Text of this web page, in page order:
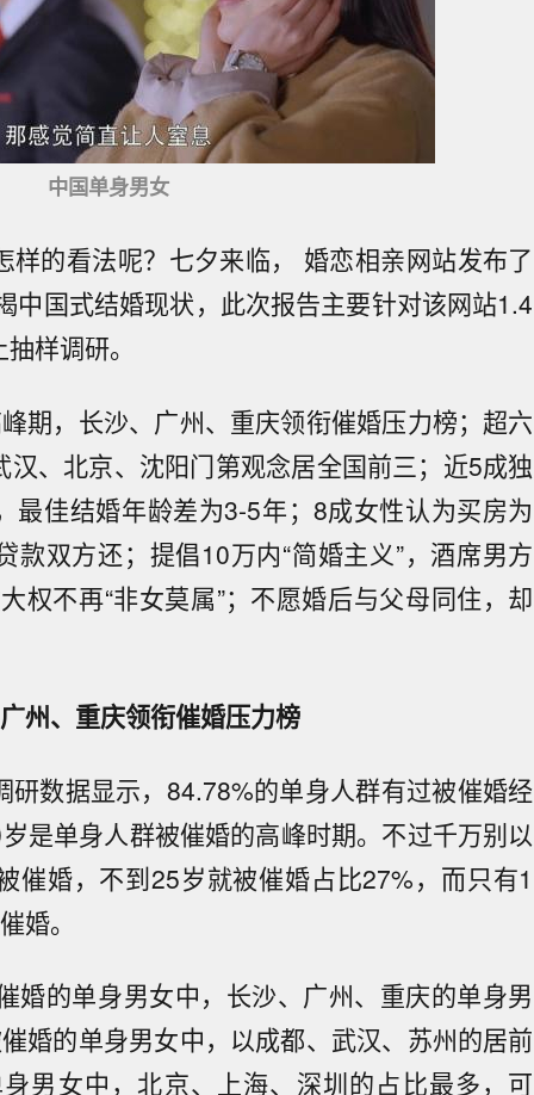
中国单身男女
样的看法呢？七夕来临， 婚恋相亲网站发布了
中国式结婚现状，此次报告主要针对该网站1.4
样调研。
期，长沙、广州、重庆领衔催婚压力榜；超六
、北京、沈阳门第观念居全国前三；近5成独
最佳结婚年龄差为3-5年；8成女性认为买房为
款双方还；提倡10万内“简婚主义”，酒席男方
权不再“非女莫属”；不愿婚后与父母同住，却
州、重庆领衔催婚压力榜
研数据显示，84.78%的单身人群有过被催婚经
是单身人群被催婚的高峰时期。不过千万别以
催婚，不到25岁就被催婚占比27%，而只有1
婚。
婚的单身男女中，长沙、广州、重庆的单身男
婚的单身男女中，以成都、武汉、苏州的居前
男女中，北京、上海、深圳的占比最多，可